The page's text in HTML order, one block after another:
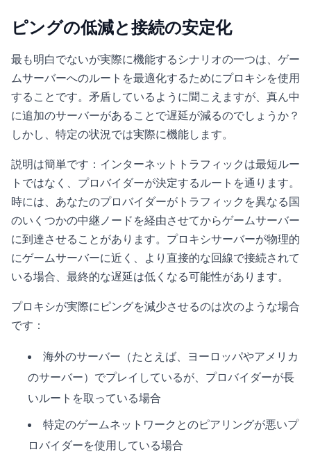
ピングの低減と接続の安定化
最も明白でないが実際に機能するシナリオの一つは、ゲー
ムサーバーへのルートを最適化するためにプロキシを使用
することです。矛盾しているように聞こえますが、真ん中
に追加のサーバーがあることで遅延が減るのでしょうか？
しかし、特定の状況では実際に機能します。
説明は簡単です：インターネットトラフィックは最短ルー
トではなく、プロバイダーが決定するルートを通ります。
時には、あなたのプロバイダーがトラフィックを異なる国
のいくつかの中継ノードを経由させてからゲームサーバー
に到達させることがあります。プロキシサーバーが物理的
にゲームサーバーに近く、より直接的な回線で接続されて
いる場合、最終的な遅延は低くなる可能性があります。
プロキシが実際にピングを減少させるのは次のような場合
です：
海外のサーバー（たとえば、ヨーロッパやアメリカ
のサーバー）でプレイしているが、プロバイダーが長
いルートを取っている場合
特定のゲームネットワークとのピアリングが悪いプ
ロバイダーを使用している場合